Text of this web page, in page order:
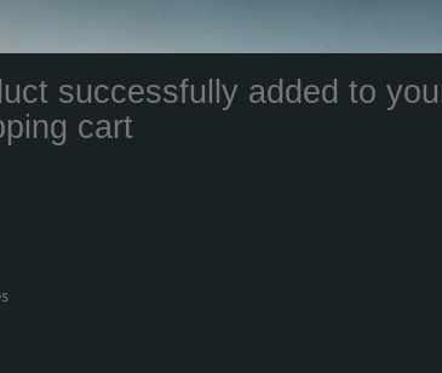
successfully added to
cart